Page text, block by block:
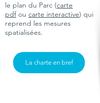
le plan du Parc (carte
pdfou carte interactive) qui
reprend les mesures
spatialisées.
La charte en bref